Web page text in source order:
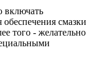
включать
смазки
того - желательно